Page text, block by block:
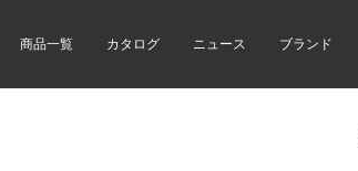
商品一覧 カタログ ニュース ブランド